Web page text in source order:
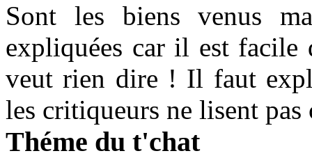
Sont les biens venus
expliquées car il est
veut rien dire ! Il faut
les critiqueurs ne lisent pas
Théme du t'chat